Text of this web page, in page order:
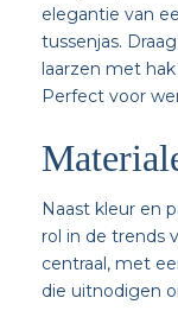
elegantie van
tussenjas.
laarzen met
Perfect voor
Naast kleur en
rol in de trends
centraal, met
die uitnodigen